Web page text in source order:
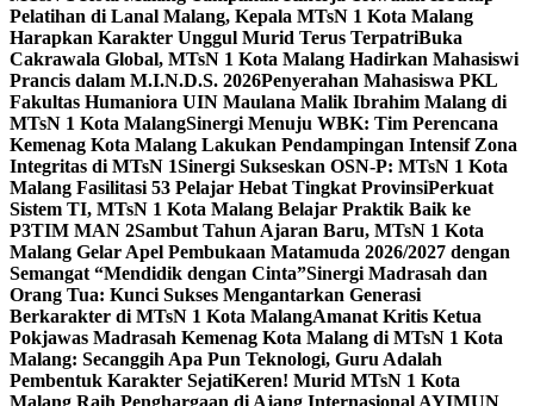
Pelatihan di Lanal Malang, Kepala MTsN 1 Kota Malang
Harapkan Karakter Unggul Murid Terus TerpatriBuka
Cakrawala Global, MTsN 1 Kota Malang Hadirkan Mahasiswi
Prancis dalam M.I.N.D.S. 2026Penyerahan Mahasiswa PKL
Fakultas Humaniora UIN Maulana Malik Ibrahim Malang di
MTsN 1 Kota MalangSinergi Menuju WBK: Tim Perencana
Kemenag Kota Malang Lakukan Pendampingan Intensif Zona
Integritas di MTsN 1Sinergi Sukseskan OSN-P: MTsN 1 Kota
Malang Fasilitasi 53 Pelajar Hebat Tingkat ProvinsiPerkuat
Sistem TI, MTsN 1 Kota Malang Belajar Praktik Baik ke
P3TIM MAN 2Sambut Tahun Ajaran Baru, MTsN 1 Kota
Malang Gelar Apel Pembukaan Matamuda 2026/2027 dengan
Semangat “Mendidik dengan Cinta”Sinergi Madrasah dan
Orang Tua: Kunci Sukses Mengantarkan Generasi
Berkarakter di MTsN 1 Kota MalangAmanat Kritis Ketua
Pokjawas Madrasah Kemenag Kota Malang di MTsN 1 Kota
Malang: Secanggih Apa Pun Teknologi, Guru Adalah
Pembentuk Karakter SejatiKeren! Murid MTsN 1 Kota
Malang Raih Penghargaan di Ajang Internasional AYIMUN